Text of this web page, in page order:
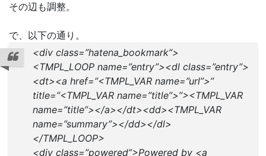
その辺も調整。
で、以下の通り。
<div class=”hatena_bookmark”>
<TMPL_LOOP name=”entry”><dl class=”entry”>
<dt><a href=”<TMPL_VAR name=”url”>”
title=”<TMPL_VAR name=”title”>”><TMPL_VAR
name=”title”></a></dt><dd><TMPL_VAR
name=”summary”></dd></dl>
</TMPL_LOOP>
<div class=”powered”>Powered by <a